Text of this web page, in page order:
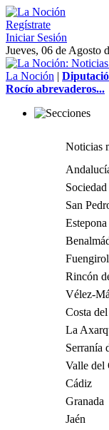
Regístrate
Iniciar Sesión
Jueves, 06 de Agosto
La Noción |
Rocío abrevaderos...
Noticias
Sociedad
San
Estepona
Rincón
Vélez-
Costa
La
Serranía
Valle del
Cádiz
Granada
Jaén